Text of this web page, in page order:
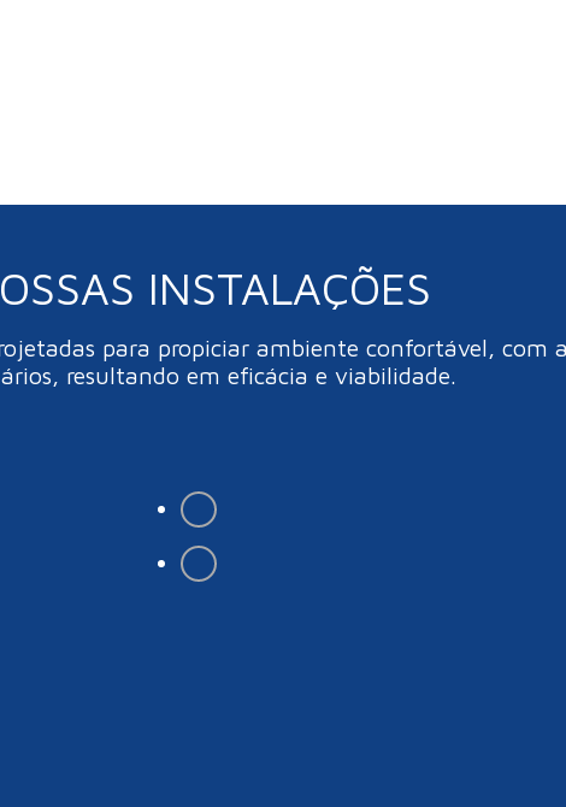
INSTALAÇÕES
para propiciar ambiente confortável, com
resultando em eficácia e viabilidade.